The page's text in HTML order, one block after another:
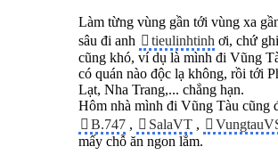
Làm từng vùng gần tới vùng xa
sâu đi anh
tieulinhtinh ơi, chứ
cũng khó, ví dụ là mình đi Vũng
có quán nào độc lạ không, rồi tới
Lạt, Nha Trang,... chẳng hạn.
Hôm nhà mình đi Vũng Tàu cũng
B.747 , SalaVT ,
mấy chỗ ăn ngon lắm.